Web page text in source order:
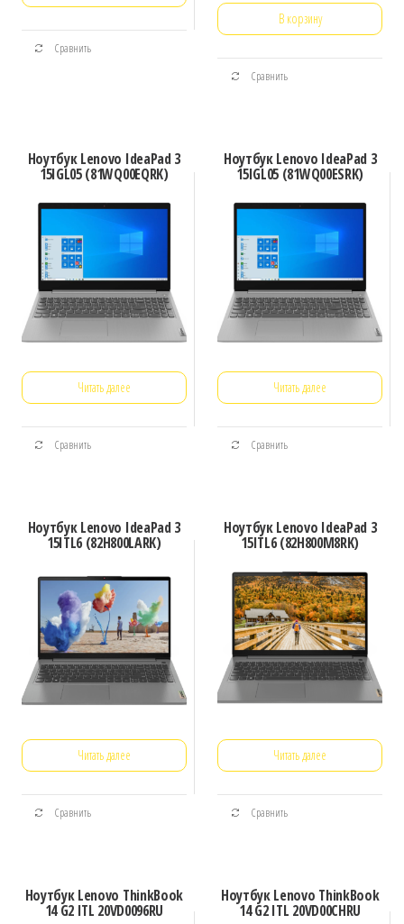
Сравнить
В корзину
Сравнить
Ноутбук Lenovo IdeaPad 3
15IGL05 (81WQ00EQRK)
Читать далее
Сравнить
Ноутбук Lenovo IdeaPad 3
15IGL05 (81WQ00ESRK)
Читать далее
Сравнить
Ноутбук Lenovo IdeaPad 3
15ITL6 (82H800LARK)
Читать далее
Сравнить
Ноутбук Lenovo IdeaPad 3
15ITL6 (82H800M8RK)
Читать далее
Сравнить
Ноутбук Lenovo ThinkBook
14 G2 ITL 20VD0096RU
Ноутбук Lenovo ThinkBook
14 G2 ITL 20VD00CHRU